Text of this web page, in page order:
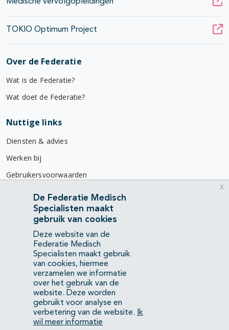
Medische vervolgopleidingen
TOKIO Optimum Project
Over de Federatie
Wat is de Federatie?
Wat doet de Federatie?
Nuttige links
Diensten & advies
Werken bij
Gebruikersvoorwaarden
Privacyverklaring
Contact
Mercatorlaan 1200
3528 BL Utrecht
(088) 505 34 34
info@richtlijnendatabase.nl
YouTubeLinkedIn
De Federatie Medisch
Specialisten maakt
gebruik van cookies
Deze website van de
Federatie Medisch
Specialisten maakt gebruik
van cookies, hiermee
verzamelen we informatie
over het gebruik van de
website. Deze worden
gebruikt voor analyse en
verbetering van de website.
Ik
wil meer informatie
x